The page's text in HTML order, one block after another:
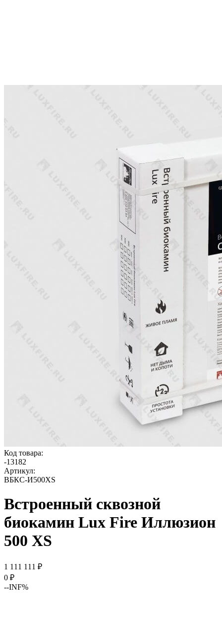
Код товара:
-13182
Артикул:
ВБКС-И500XS
Встроенный сквозной
биокамин Lux Fire Иллюзион
500 XS
1 111 111 ₽
0 ₽
--INF%